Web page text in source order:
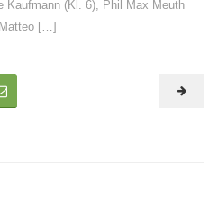
Kaufmann (Kl. 6), Phil Max Meuth
[…]